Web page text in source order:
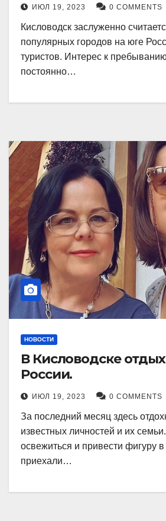
ИЮЛ 19, 2023 0 COMMENTS
Кисловодск заслуженно
популярных городов на юге
туристов. Интерес к
постоянно…
НОВОСТИ
В Кисловодске
России.
ИЮЛ 19, 2023 0 COMMENTS
За последний месяц здесь
известных личностей и их
освежиться и привести фигуру
приехали…